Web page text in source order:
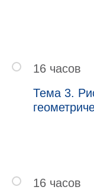
16 часов
Тема 3.
16 часов